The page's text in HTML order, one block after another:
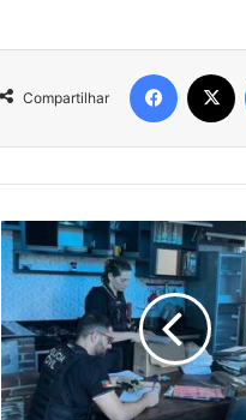
Compartilhar
Facebook
Operação
Repasse
prende
criminosos
por
tráfico
de